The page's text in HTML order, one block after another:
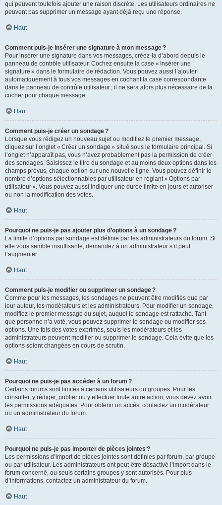
qui peuvent toutefois ajouter une raison discrète. Les utilisateurs ordinaires ne
peuvent pas supprimer un message ayant déjà reçu une réponse.
Haut
Comment puis-je insérer une signature à mon message ?
Pour insérer une signature dans vos messages, créez-la d’abord depuis le
panneau de contrôle utilisateur. Cochez ensuite la case « Insérer une
signature » dans le formulaire de rédaction. Vous pouvez aussi l’ajouter
automatiquement à tous vos messages en cochant la case correspondante
dans le panneau de contrôle utilisateur ; il ne sera alors plus nécessaire de la
cocher pour chaque message.
Haut
Comment puis-je créer un sondage ?
Lorsque vous rédigez un nouveau sujet ou modifiez le premier message,
cliquez sur l’onglet « Créer un sondage » situé sous le formulaire principal. Si
l’onglet n’apparaît pas, vous n’avez probablement pas la permission de créer
des sondages. Saisissez le titre du sondage et au moins deux options dans les
champs prévus, chaque option sur une nouvelle ligne. Vous pouvez définir le
nombre d’options sélectionnables par utilisateur en réglant « Options par
utilisateur ». Vous pouvez aussi indiquer une durée limite en jours et autoriser
ou non la modification des votes.
Haut
Pourquoi ne puis-je pas ajouter plus d’options à un sondage ?
La limite d’options par sondage est définie par les administrateurs du forum. Si
elle vous semble insuffisante, demandez à un administrateur s’il peut
l’augmenter.
Haut
Comment puis-je modifier ou supprimer un sondage ?
Comme pour les messages, les sondages ne peuvent être modifiés que par
leur auteur, les modérateurs et les administrateurs. Pour modifier un sondage,
modifiez le premier message du sujet, auquel le sondage est rattaché. Tant
que personne n’a voté, vous pouvez supprimer le sondage ou modifier ses
options. Une fois des votes exprimés, seuls les modérateurs et les
administrateurs peuvent modifier ou supprimer le sondage. Cela évite que les
options soient changées en cours de scrutin.
Haut
Pourquoi ne puis-je pas accéder à un forum ?
Certains forums sont limités à certains utilisateurs ou groupes. Pour les
consulter, y rédiger, publier ou y effectuer toute autre action, vous devez avoir
les permissions adéquates. Pour obtenir un accès, contactez un modérateur
ou un administrateur du forum.
Haut
Pourquoi ne puis-je pas importer de pièces jointes ?
Les permissions d’import de pièces jointes sont définies par forum, par groupe
ou par utilisateur. Les administrateurs ont peut-être désactivé l’import dans le
forum concerné, ou seuls certains groupes y sont autorisés. Pour plus
d’informations, contactez un administrateur du forum.
Haut